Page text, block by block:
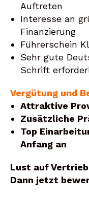
Auftreten
Interesse an
Finanzierung
Führerschein
Sehr gute
Schrift
Vergütung und
Attraktive
Zusätzliche
Top
Anfang an
Lust auf
Dann jetzt